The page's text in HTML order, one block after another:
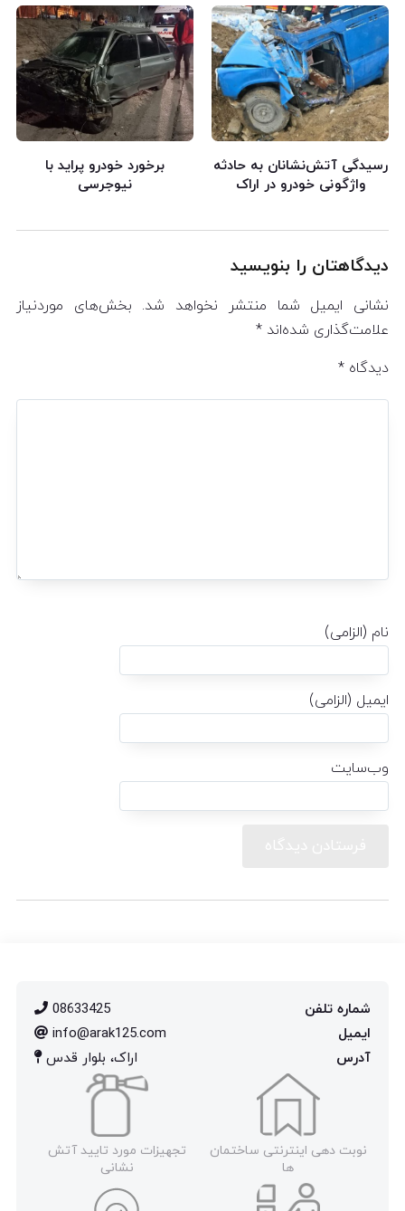
رسیدگی آتش‌نشانان به حادثه
واژگونی خودرو در اراک
برخورد خودرو پراید با
نیوجرسی
دیدگاهتان را بنویسید
نشانی ایمیل شما منتشر نخواهد شد. بخش‌های موردنیاز
علامت‌گذاری شده‌اند *
دیدگاه *
نام (الزامی)
ایمیل (الزامی)
وب‌سایت
شماره تلفن
08633425
ایمیل
info@arak125.com
آدرس
اراک، بلوار قدس
نوبت دهی اینترنتی ساختمان
ها
تجهیزات مورد تایید آتش
نشانی